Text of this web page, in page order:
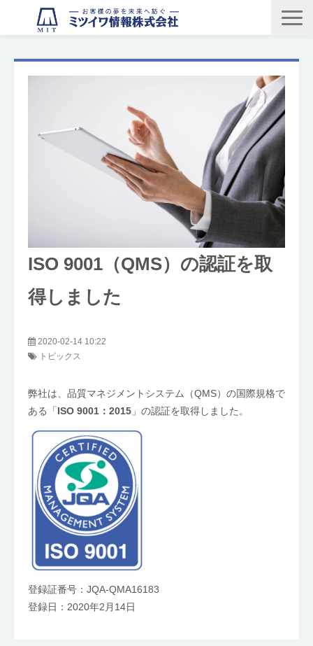
採用情報
お問い合わせ
ISO 9001（QMS）の認証を取
得しました
2020-02-14 10:22
トピックス
弊社は、品質マネジメントシステム（QMS）の国際規格で
ある「 ISO 9001：2015 」の認証を取得しました。
登録証番号：JQA-QMA16183
登録日：2020年2月14日